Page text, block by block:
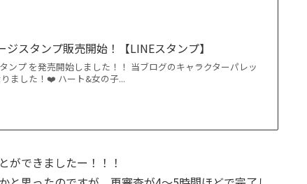
スタンプ販売開始！【LINEスタンプ】
ンプ を発売開始しました！！ 当ブログのキャラクターパレッ
りました！❤️ ハート&女の子...
ができましたー！！！